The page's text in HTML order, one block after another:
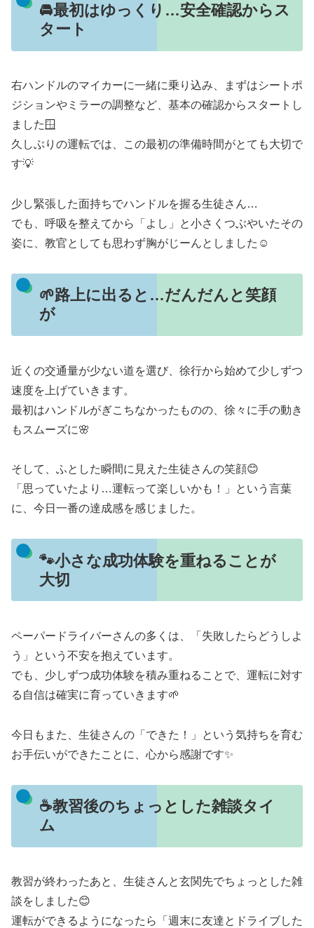
🚘最初はゆっくり…安全確認からス
タート
右ハンドルのマイカーに一緒に乗り込み、まずはシートポ
ジションやミラーの調整など、基本の確認からスタートし
ました🪟
久しぶりの運転では、この最初の準備時間がとても大切で
す💡
少し緊張した面持ちでハンドルを握る生徒さん…
でも、呼吸を整えてから「よし」と小さくつぶやいたその
姿に、教官としても思わず胸がじーんとしました☺️
🌱路上に出ると…だんだんと笑顔
が
近くの交通量が少ない道を選び、徐行から始めて少しずつ
速度を上げていきます。
最初はハンドルがぎこちなかったものの、徐々に手の動き
もスムーズに🌸
そして、ふとした瞬間に見えた生徒さんの笑顔😊
「思っていたより…運転って楽しいかも！」という言葉
に、今日一番の達成感を感じました。
🐾小さな成功体験を重ねることが
大切
ペーパードライバーさんの多くは、「失敗したらどうしよ
う」という不安を抱えています。
でも、少しずつ成功体験を積み重ねることで、運転に対す
る自信は確実に育っていきます🌱
今日もまた、生徒さんの「できた！」という気持ちを育む
お手伝いができたことに、心から感謝です✨
☕教習後のちょっとした雑談タイ
ム
教習が終わったあと、生徒さんと玄関先でちょっとした雑
談をしました😊
運転ができるようになったら「週末に友達とドライブした